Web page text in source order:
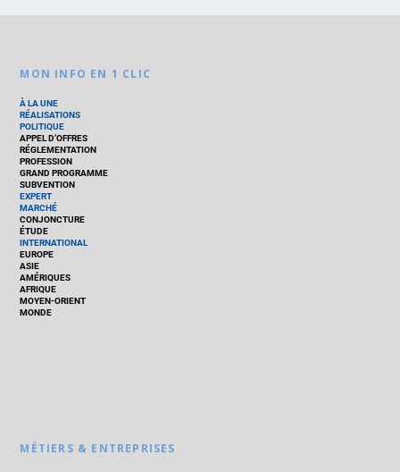
MON INFO EN 1 CLIC
À LA UNE
RÉALISATIONS
POLITIQUE
APPEL D’OFFRES
RÉGLEMENTATION
PROFESSION
GRAND PROGRAMME
SUBVENTION
EXPERT
MARCHÉ
CONJONCTURE
ÉTUDE
INTERNATIONAL
EUROPE
ASIE
AMÉRIQUES
AFRIQUE
MOYEN-ORIENT
MONDE
MÉTIERS & ENTREPRISES